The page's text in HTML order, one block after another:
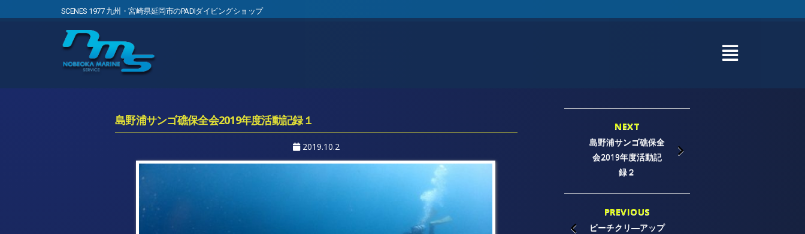
SCENES 1977 九州・宮崎県延岡市のPADIダイビングショップ
島野浦サンゴ礁保全会2019年度活動記録１
2019.10.2
NEXT
島野浦サンゴ礁保全
会2019年度活動記
録２
PREVIOUS
ビーチクリ―アップ